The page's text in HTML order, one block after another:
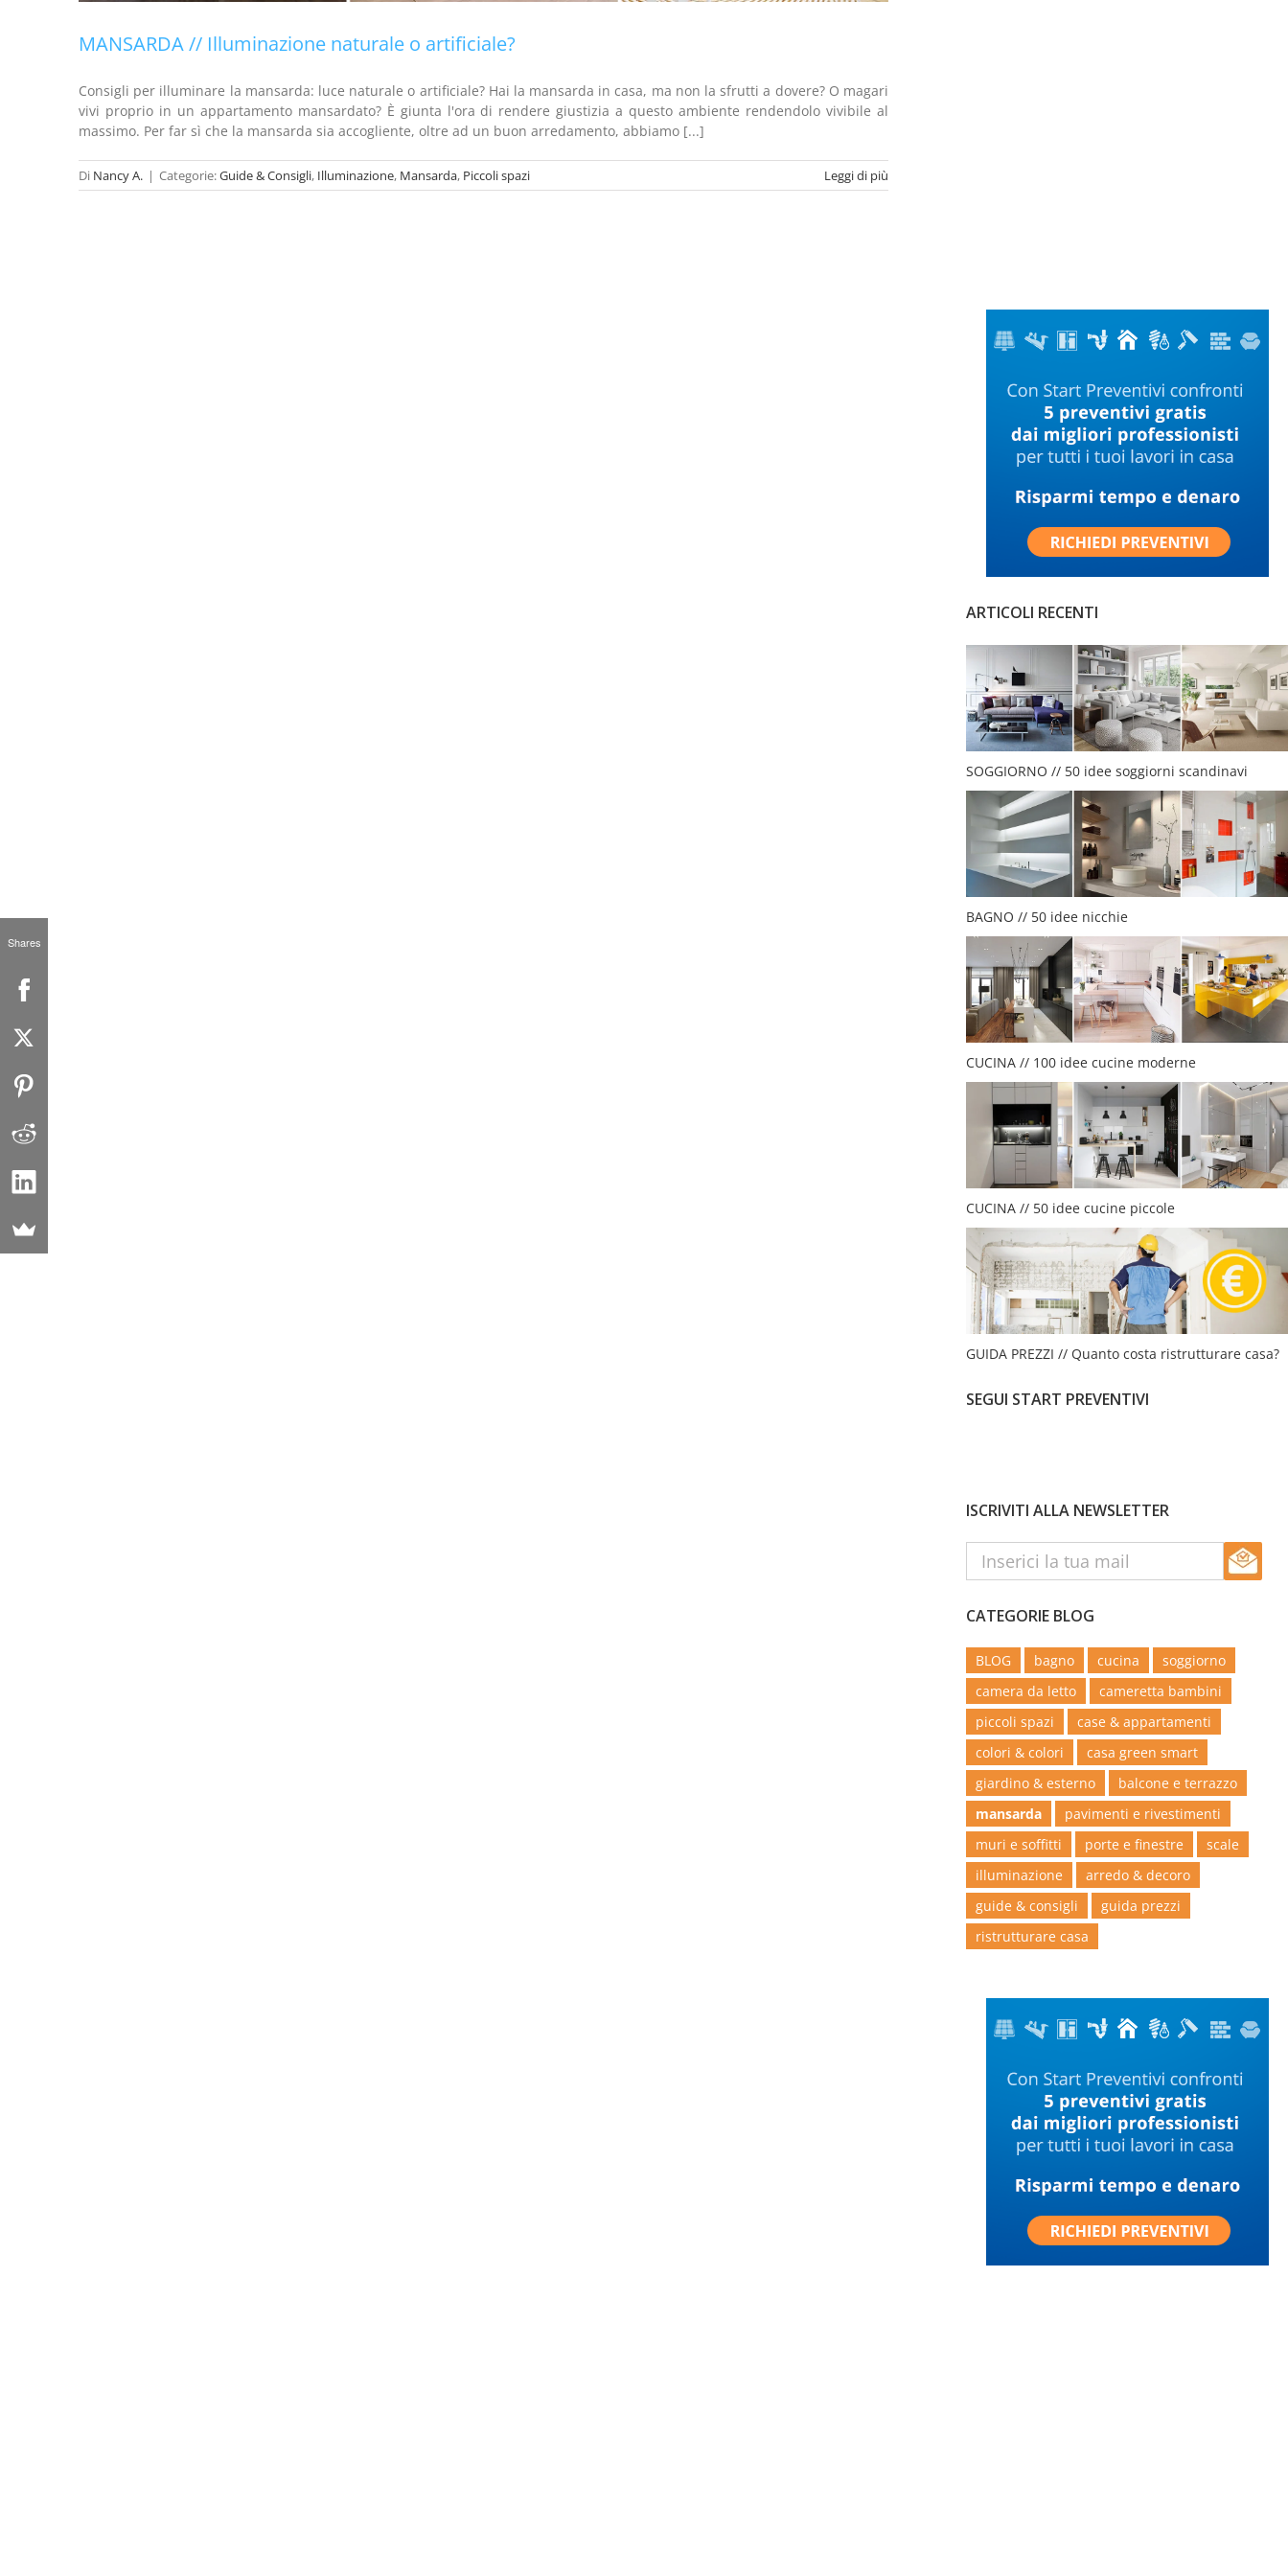
MANSARDA // Illuminazione naturale o artificiale?
Consigli per illuminare la mansarda: luce naturale o artificiale? Hai la mansarda in casa, ma non la sfrutti a dovere? O magari
vivi proprio in un appartamento mansardato? È giunta l'ora di rendere giustizia a questo ambiente rendendolo vivibile al
massimo. Per far sì che la mansarda sia accogliente, oltre ad un buon arredamento, abbiamo [...]
Di Nancy A. | Categorie:Guide & Consigli, Illuminazione, Mansarda, Piccoli spazi Leggi di più
ARTICOLI RECENTI
SOGGIORNO // 50 idee soggiorni scandinavi
BAGNO // 50 idee nicchie
CUCINA // 100 idee cucine moderne
CUCINA // 50 idee cucine piccole
GUIDA PREZZI // Quanto costa ristrutturare casa?
SEGUI START PREVENTIVI
ISCRIVITI ALLA NEWSLETTER
CATEGORIE BLOG
BLOG bagno cucina
soggiorno
camera da letto
cameretta bambini
piccoli spazi
case & appartamenti
colori & colori
casa green smart
giardino & esterno
balcone e terrazzo
mansarda
pavimenti e rivestimenti
muri e soffitti
porte e finestre
scale
illuminazione
arredo & decoro
guide & consigli
guida prezzi
ristrutturare casa
Shares